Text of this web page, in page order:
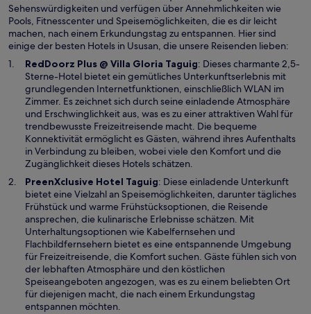
Sehenswürdigkeiten und verfügen über Annehmlichkeiten wie
Pools, Fitnesscenter und Speisemöglichkeiten, die es dir leicht
machen, nach einem Erkundungstag zu entspannen. Hier sind
einige der besten Hotels in Ususan, die unsere Reisenden lieben:
RedDoorz Plus @ Villa Gloria TaguigW
i
r
d
i
n
e
i
m
n
e
u
e
n
F
e
n
s
: Dieses charmante 2,5-
Sterne-Hotel bietet ein gemütliches Unterkunftserlebnis mit
grundlegenden Internetfunktionen, einschließlich WLAN im
Zimmer. Es zeichnet sich durch seine einladende Atmosphäre
und Erschwinglichkeit aus, was es zu einer attraktiven Wahl für
trendbewusste Freizeitreisende macht. Die bequeme
Konnektivität ermöglicht es Gästen, während ihres Aufenthalts
in Verbindung zu bleiben, wobei viele den Komfort und die
Zugänglichkeit dieses Hotels schätzen.
PreenXclusive Hotel TaguigW
i
r
d
i
n
e
i
n
e
: Diese einladende Unterkunft
bietet eine Vielzahl an Speisemöglichkeiten, darunter tägliches
Frühstück und warme Frühstücksoptionen, die Reisende
ansprechen, die kulinarische Erlebnisse schätzen. Mit
Unterhaltungsoptionen wie Kabelfernsehen und
Flachbildfernsehern bietet es eine entspannende Umgebung
für Freizeitreisende, die Komfort suchen. Gäste fühlen sich von
der lebhaften Atmosphäre und den köstlichen
Speiseangeboten angezogen, was es zu einem beliebten Ort
für diejenigen macht, die nach einem Erkundungstag
entspannen möchten.